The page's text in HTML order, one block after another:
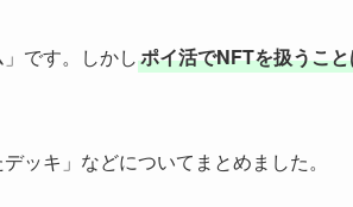
です。しかしポイ活でNFTを扱うこ
ッキ」などについてまとめました。